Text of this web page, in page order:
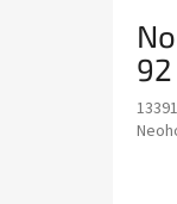
92
13391